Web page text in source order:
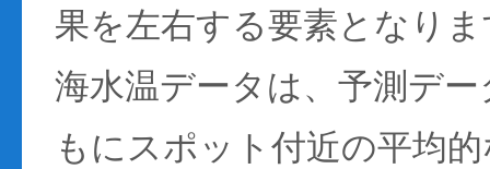
果を左右する要素となり
海水温データは、予測デ
もにスポット付近の平均